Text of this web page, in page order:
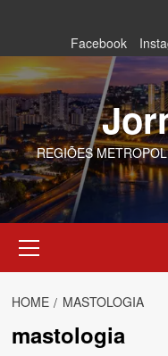
content
Facebook
REGIÕES
Menu
HOME MASTOLOGIA
mastologia